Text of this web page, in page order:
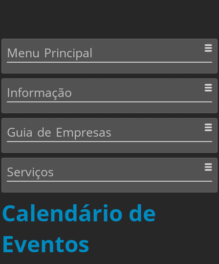
Menu Principal
Informação
Guia de Empresas
Serviços
Calendário de
Eventos